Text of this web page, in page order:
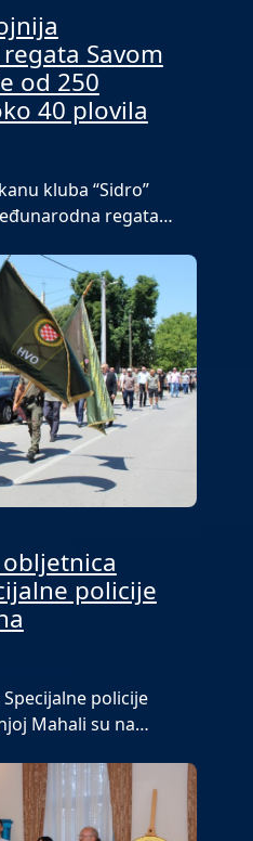
Savom
od 250
40 plovila
kluba “Sidro”
regata…
policije
policije
Mahali su na…